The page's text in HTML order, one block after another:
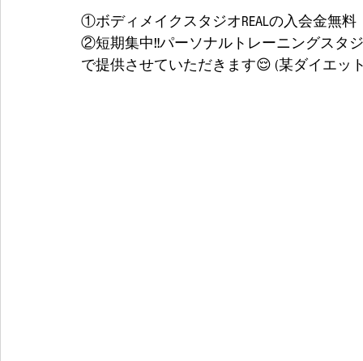
①ボディメイクスタジオREALの入会金無料
②短期集中‼️パーソナルトレーニングスタジ
で提供させていただきます😌 (某ダイエッ